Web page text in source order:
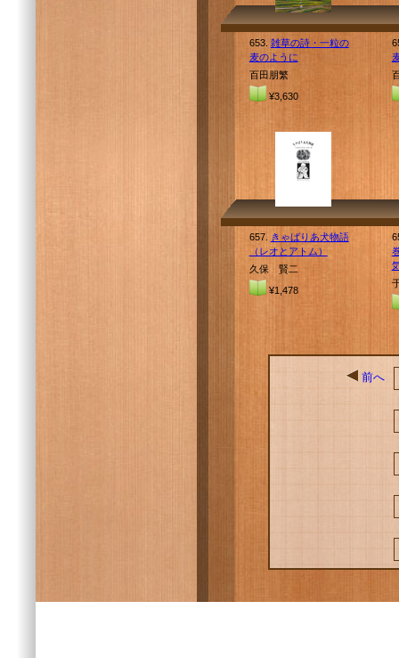
653. 雑草の詩・一粒の
麦のように
百田朋繁
¥3,630
657.
きゃばりあ犬物語
（レオとアトム）
久保 賢二
¥1,478
前へ